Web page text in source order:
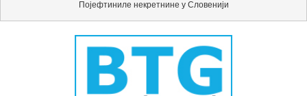
Појефтиниле некретнине у Словенији